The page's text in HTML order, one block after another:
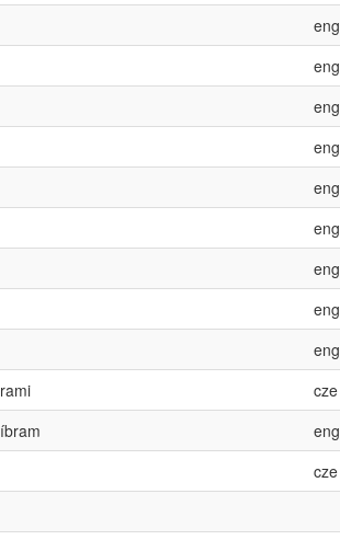
eng
eng
eng
eng
eng
eng
eng
eng
eng
cze
eng
cze